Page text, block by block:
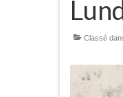
Classé